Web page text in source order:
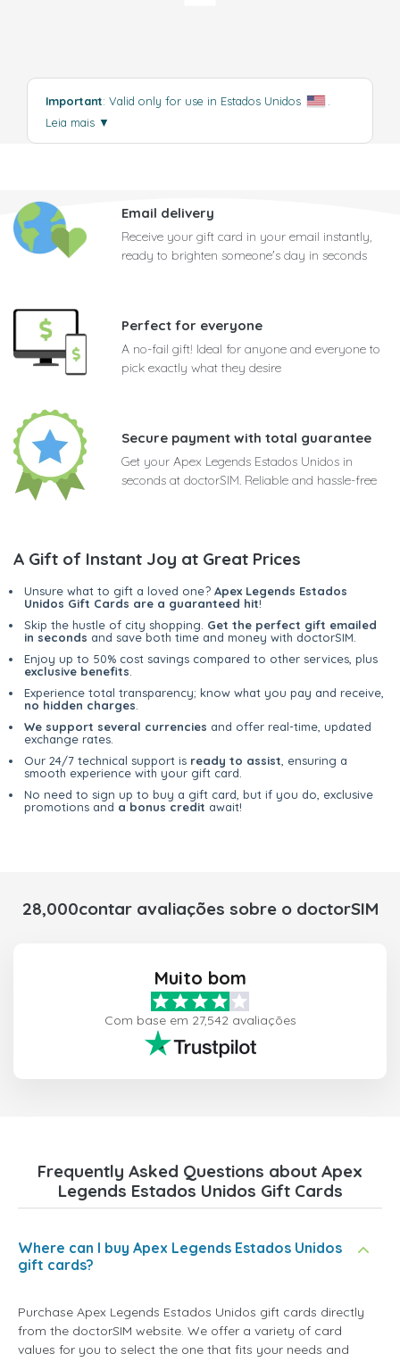
Important: Valid only for use in Estados Unidos
Leia mais ▼
Email delivery
Receive your gift card in your email instantly,
ready to brighten someone's day in seconds
Perfect for everyone
A no-fail gift! Ideal for anyone and everyone to
pick exactly what they desire
Secure payment with total guarantee
Get your Apex Legends Estados Unidos in
seconds at doctorSIM. Reliable and hassle-free
A Gift of Instant Joy at Great Prices
Unsure what to gift a loved one? Apex Legends Estados
Unidos Gift Cards are a guaranteed hit!
Skip the hustle of city shopping. Get the perfect gift emailed
in seconds and save both time and money with doctorSIM.
Enjoy up to 50% cost savings compared to other services, plus
exclusive benefits
Experience total transparency; know what you pay and receive,
no hidden charges
We support several currencies and offer real-time, updated
exchange rates.
Our 24/7 technical support is ready to assist , ensuring a
smooth experience with your gift card.
No need to sign up to buy a gift card, but if you do, exclusive
promotions and a bonus credit await!
28,000contar avaliações sobre o doctorSIM
Muito bom
Com base em 27,542 avaliações
Frequently Asked Questions about Apex
Legends Estados Unidos Gift Cards
Where can I buy Apex Legends Estados Unidos
gift cards?
Purchase Apex Legends Estados Unidos gift cards directly
from the doctorSIM website. We offer a variety of card
values for you to select the one that fits your needs and